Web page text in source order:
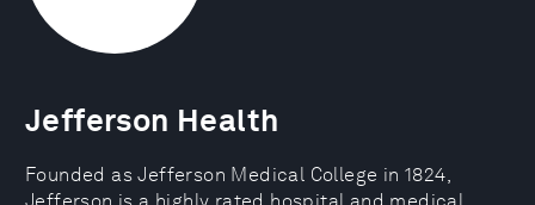
Jefferson Health
Founded as Jefferson Medical College in 1824,